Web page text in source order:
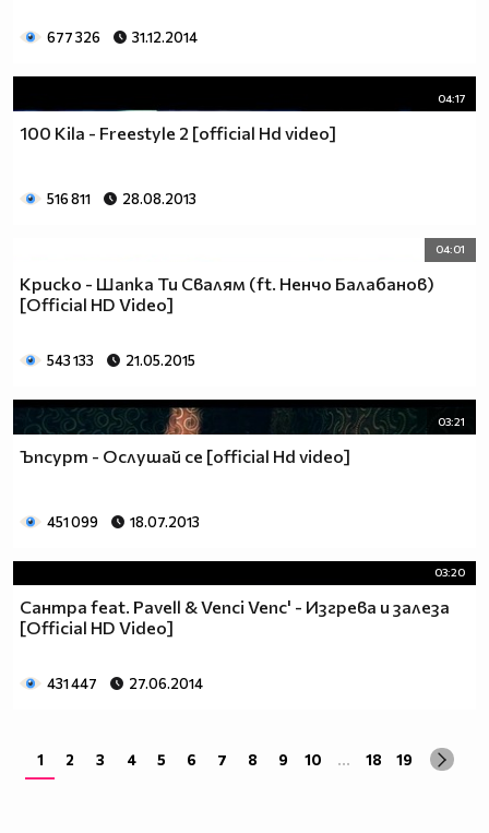
677 326 31.12.2014
04:17
100 Kila - Freestyle 2 [official Hd video]
516 811 28.08.2013
04:01
Криско - Шапка Ти Свалям (ft. Ненчо Балабанов)
[Official HD Video]
543 133 21.05.2015
03:21
Ъпсурт - Ослушай се [official Hd video]
451 099 18.07.2013
03:20
Сантра feat. Pavell & Venci Venc' - Изгрева и залеза
[Official HD Video]
431 447 27.06.2014
1 2 3 4 5 6 7 8 9 10 ... 18 19